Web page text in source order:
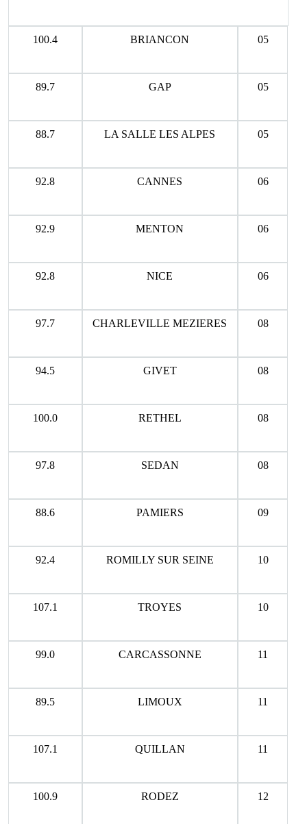
100.4 BRIANCON 05
89.7 GAP 05
88.7 LA SALLE LES ALPES 05
92.8 CANNES 06
92.9 MENTON 06
92.8 NICE 06
97.7 CHARLEVILLE MEZIERES 08
94.5 GIVET 08
100.0 RETHEL 08
97.8 SEDAN 08
88.6 PAMIERS 09
92.4 ROMILLY SUR SEINE 10
107.1 TROYES 10
99.0 CARCASSONNE 11
89.5 LIMOUX 11
107.1 QUILLAN 11
100.9 RODEZ 12